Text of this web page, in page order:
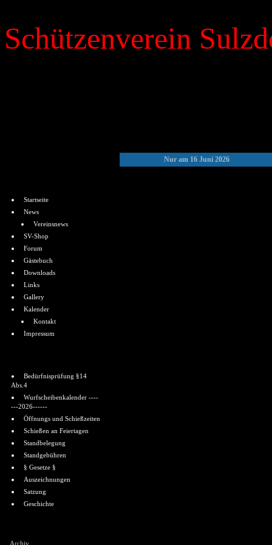
Schützenverein
Startseite
News
Vereinsnews
SV-Shop
Forum
Gästebuch
Downloads
Links
Gallery
Kalender
Kontakt
Impressum
Bedürfnisprüfung §14
Abs.4
Wurfscheibenkalender ----
---2026------
Öffnungs und Schießzeiten
Schießen an Feiertagen
Standbelegung
Standgebühren
§ Gesetze §
Auszeichnungen
Satzung
Geschichte
Archiv
Nur am 16 Juni 2026